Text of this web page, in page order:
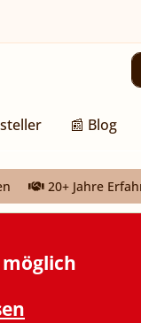
📰 Blog
20+ Jahre